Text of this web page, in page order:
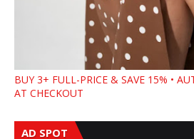
BUY 3+ FULL-PRICE & SAVE 15% •
AT CHECKOUT
AD SPOT